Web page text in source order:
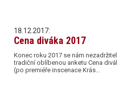
18.12.2017:
Cena diváka 2017
Konec roku 2017 se nám
tradiční oblíbenou anketu Cena
(po premiéře inscenace Krás…